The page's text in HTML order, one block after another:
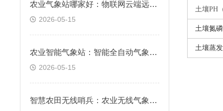
农业气象站哪家好：物联网云端远程实时在线监测
2026-05-15
农业智能气象站：智能全自动气象要素精准采集
2026-05-15
智慧农田无线哨兵：农业无线气象站，实时预警霜冻与干旱风险
土壤PH
土壤氮
土壤蒸